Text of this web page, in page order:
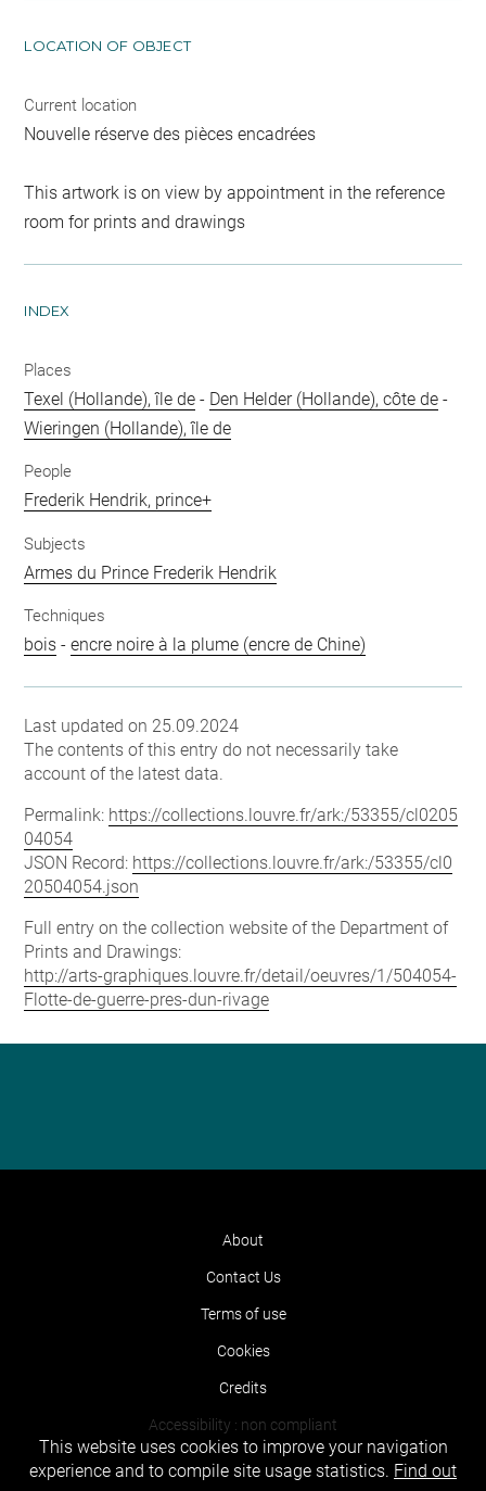
LOCATION OF OBJECT
Current location
Nouvelle réserve des pièces encadrées
This artwork is on view by appointment in the reference
room for prints and drawings
INDEX
Places
Texel (Hollande), île de - Den Helder (Hollande), côte de -
Wieringen (Hollande), île de
People
Frederik Hendrik, prince+
Subjects
Armes du Prince Frederik Hendrik
Techniques
bois -encre noire à la plume (encre de Chine)
Last updated on 25.09.2024
The contents of this entry do not necessarily take
account of the latest data.
Permalink: https://collections.louvre.fr/ark:/53355/cl0205
04054
JSON Record: https://collections.louvre.fr/ark:/53355/cl0
20504054.json
Full entry on the collection website of the Department of
Prints and Drawings:
http://arts-graphiques.louvre.fr/detail/oeuvres/1/504054-
Flotte-de-guerre-pres-dun-rivage
About
Contact Us
Terms of use
Cookies
Credits
Accessibility : non compliant
This website uses cookies to improve your navigation
experience and to compile site usage statistics. Find out